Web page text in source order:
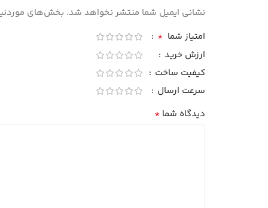
نشانی ایمیل شما منتشر نخواهد شد. بخش‌های
امتیاز شما *
ارزش خرید
کیفیت ساخت
سرعت ارسال
دیدگاه شما *